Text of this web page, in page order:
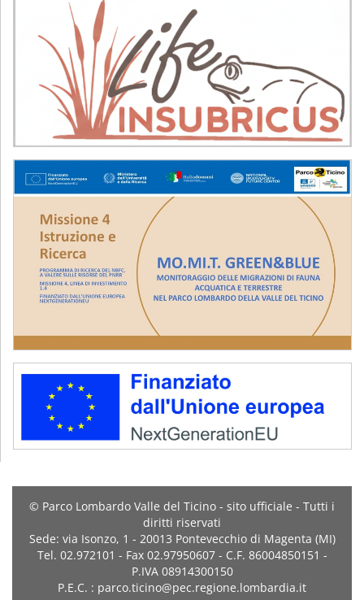
© Parco Lombardo Valle del Ticino - sito ufficiale - Tutti i
diritti riservati
Sede: via Isonzo, 1 - 20013 Pontevecchio di Magenta (MI)
Tel. 02.972101 - Fax 02.97950607 - C.F. 86004850151 -
P.IVA 08914300150
P.E.C. : parco.ticino@pec.regione.lombardia.it